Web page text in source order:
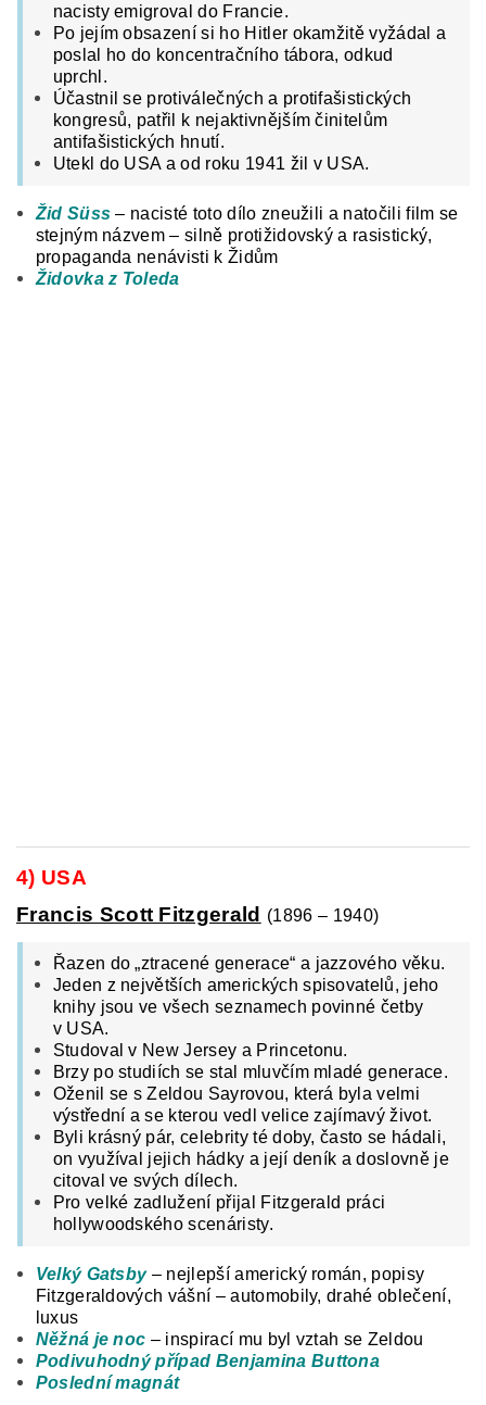
nacisty emigroval do Francie.
Po jejím obsazení si ho Hitler okamžitě vyžádal a
poslal ho do koncentračního tábora, odkud
uprchl.
Účastnil se protiválečných a protifašistických
kongresů, patřil k nejaktivnějším činitelům
antifašistických hnutí.
Utekl do USA a od roku 1941 žil v USA.
Žid Süss– nacisté toto dílo zneužili a natočili film se
stejným názvem – silně protižidovský a rasistický,
propaganda nenávisti k Židům
Židovka z Toleda
4) USA
Francis Scott Fitzgerald (1896 – 1940)
Řazen do „ztracené generace“ a jazzového věku.
Jeden z největších amerických spisovatelů, jeho
knihy jsou ve všech seznamech povinné četby
v USA.
Studoval v New Jersey a Princetonu.
Brzy po studiích se stal mluvčím mladé generace.
Oženil se s Zeldou Sayrovou, která byla velmi
výstřední a se kterou vedl velice zajímavý život.
Byli krásný pár, celebrity té doby, často se hádali,
on využíval jejich hádky a její deník a doslovně je
citoval ve svých dílech.
Pro velké zadlužení přijal Fitzgerald práci
hollywoodského scenáristy.
Velký Gatsby – nejlepší americký román, popisy
Fitzgeraldových vášní – automobily, drahé oblečení,
luxus
Něžná je noc – inspirací mu byl vztah se Zeldou
Podivuhodný případ Benjamina Buttona
Poslední magnát